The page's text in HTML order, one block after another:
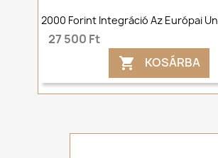
2000 Forint Integráció Az Európai
27 500 Ft
 KOSÁRBA